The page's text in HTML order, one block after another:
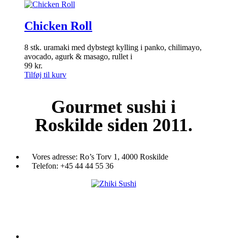
Chicken Roll
8 stk. uramaki med dybstegt kylling i panko, chilimayo,
avocado, agurk & masago, rullet i
99 kr.
Tilføj til kurv
Gourmet sushi i
Roskilde siden 2011.
Vores adresse: Ro’s Torv 1, 4000 Roskilde
Telefon: +45 44 44 55 36